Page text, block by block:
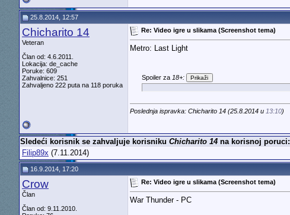
25.8.2014, 12:57
Chicharito 14
Veteran
Član od: 4.6.2011.
Lokacija: de_cache
Poruke: 609
Zahvalnice: 251
Zahvaljeno 222 puta na 118 poruka
Re: Video igre u slikama (Screenshot tema)
Metro: Last Light
Spoiler za 18+:
Poslednja ispravka: Chicharito 14 (25.8.2014 u 13:10)
Sledeći korisnik se zahvaljuje korisniku Chicharito 14na korisnoj poruci:
Filip89x (7.11.2014)
16.9.2014, 17:20
Crow
Član
Član od: 9.11.2010.
Re: Video igre u slikama (Screenshot tema)
War Thunder - PC